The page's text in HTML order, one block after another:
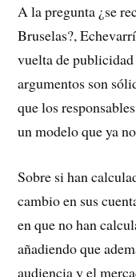
A la pregunta ¿se
Bruselas?,
vuelta de
argumentos son
que los
un modelo que ya
Sobre si han
cambio en sus
en que no han
añadiendo que
audiencia y el